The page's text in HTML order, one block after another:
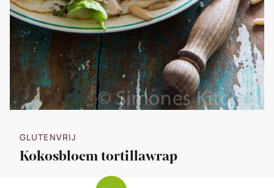
GLUTENVRIJ
Kokosbloem tortillawrap